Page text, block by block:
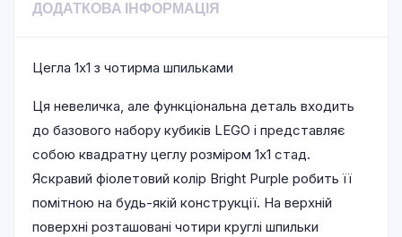
ДОДАТКОВА ІНФОРМАЦІЯ
Цегла 1х1 з чотирма шпильками
Ця невеличка, але функціональна деталь входить
до базового набору кубиків LEGO і представляє
собою квадратну цеглу розміром 1х1 стад.
Яскравий фіолетовий колір Bright Purple робить її
помітною на будь-якій конструкції. На верхній
поверхні розташовані чотири круглі шпильки